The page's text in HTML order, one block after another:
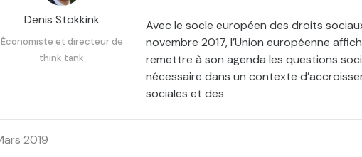
Denis Stokkink
Économiste et directeur de
think tank
Avec le socle européen des droits
novembre 2017, l’Union européenne
remettre à son agenda les questions
nécessaire dans un contexte
sociales et des
Mars 2019